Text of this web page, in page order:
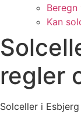
Kan
regler
Solceller i